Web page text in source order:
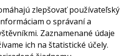
zlepšovať používateľský
o správaní a
Zaznamenané údaje
ich na štatistické účely.